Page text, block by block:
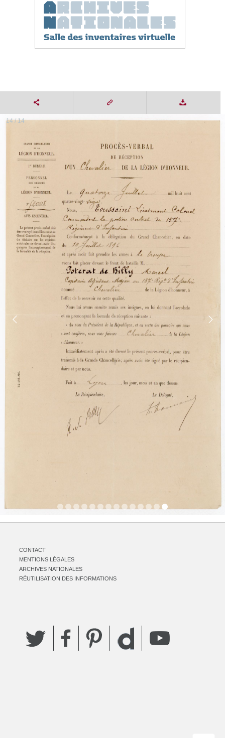
14 / 14
CONTACT
MENTIONS LÉGALES
ARCHIVES NATIONALES
RÉUTILISATION DES INFORMATIONS